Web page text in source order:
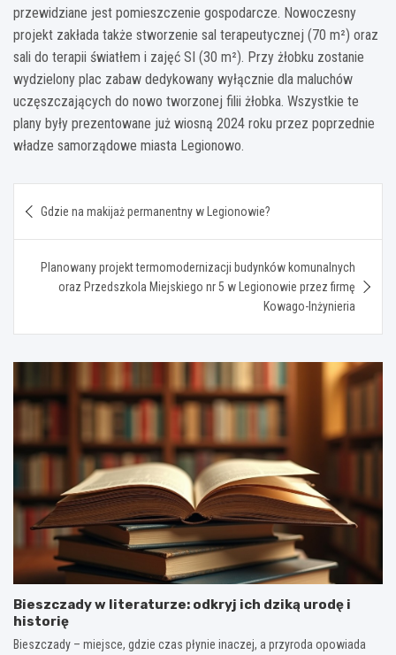
przewidziane jest pomieszczenie gospodarcze. Nowoczesny
projekt zakłada także stworzenie sal terapeutycznej (70 m²) oraz
sali do terapii światłem i zajęć SI (30 m²). Przy żłobku zostanie
wydzielony plac zabaw dedykowany wyłącznie dla maluchów
uczęszczających do nowo tworzonej filii żłobka. Wszystkie te
plany były prezentowane już wiosną 2024 roku przez poprzednie
władze samorządowe miasta Legionowo.
wpisu
Gdzie na makijaż permanentny w Legionowie?
Planowany projekt termomodernizacji budynków komunalnych
oraz Przedszkola Miejskiego nr 5 w Legionowie przez firmę
Kowago-Inżynieria
Bieszczady w literaturze: odkryj ich dziką urodę i
historię
Bieszczady – miejsce, gdzie czas płynie inaczej, a przyroda opowiada